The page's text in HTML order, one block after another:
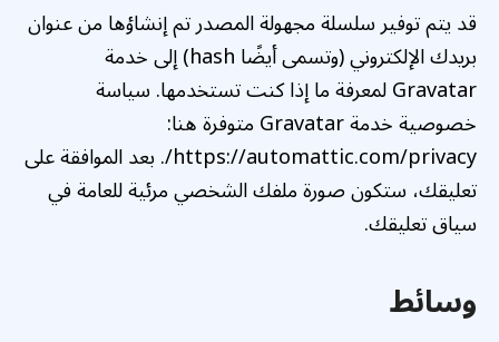
قد يتم توفير سلسلة مجهولة المصدر تم إنشاؤها من عنوان
بريدك الإلكتروني (وتسمى أيضًا hash) إلى خدمة
Gravatar لمعرفة ما إذا كنت تستخدمها. سياسة
خصوصية خدمة Gravatar متوفرة هنا:
https://automattic.com/privacy/. بعد الموافقة على
تعليقك، ستكون صورة ملفك الشخصي مرئية للعامة في
سياق تعليقك.
وسائط